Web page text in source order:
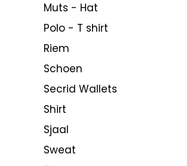
Muts - Hat
Polo - T shirt
Riem
Schoen
Secrid Wallets
Shirt
Sjaal
Sweat